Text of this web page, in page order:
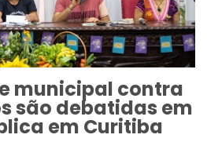
municipal contra
são debatidas em
em Curitiba